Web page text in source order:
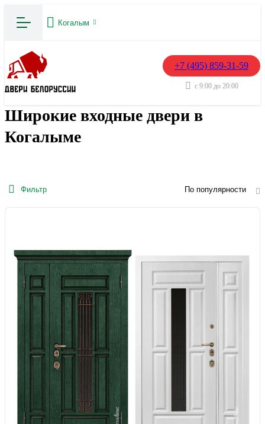
Когалым
+7 (495) 859-31-59
с 9:00 до 20:00
Широкие входные двери в
Когалыме
Фильтр По популярности